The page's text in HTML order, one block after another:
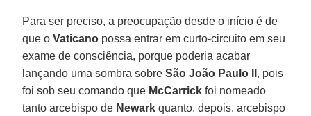
Para ser preciso, a preocupação desde o início é de
que oVaticano possa entrar em curto-circuito em seu
exame de consciência, porque poderia acabar
lançando uma sombra sobreSão João Paulo II , pois
foi sob seu comando que McCarrick foi nomeado
tanto arcebispo de Newark quanto, depois, arcebispo